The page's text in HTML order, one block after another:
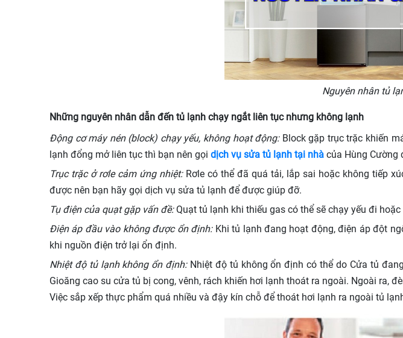
Nguyên nhân tủ
Những nguyên nhân dẫn đến tủ lạnh chạy ngắt liên tục nhưng không lạnh
Động cơ máy nén (block) chạy yếu, không hoạt động:Block gặp trục trặc khiến
lạnh đổng mở liên tục thì bạn nên gọi dịch vụ sửa tủ lạnh tại nhà của Hùng Cường
Trục trặc ở rơle cảm ứng nhiệt:Rơle có thể đã quá tải, lắp sai hoặc không tiếp
được nên bạn hãy gọi dịch vụ sửa tủ lạnh để được giúp đỡ.
Tụ điện của quạt gặp vấn đề:Quạt tủ lạnh khi thiếu gas có thể sẽ chạy yếu đi
Điện áp đầu vào không được ổn định:Khi tủ lạnh đang hoạt động, điện áp đột
khi nguồn điện trở lại ổn định.
Nhiệt độ tủ lạnh không ổn định:Nhiệt độ tủ không ổn định có thể do Cửa tủ
Gioăng cao su cửa tủ bị cong, vênh, rách khiến hơi lạnh thoát ra ngoài. Ngoài ra,
Việc sắp xếp thực phẩm quá nhiều và đậy kín chỗ để thoát hơi lạnh ra ngoài tủ